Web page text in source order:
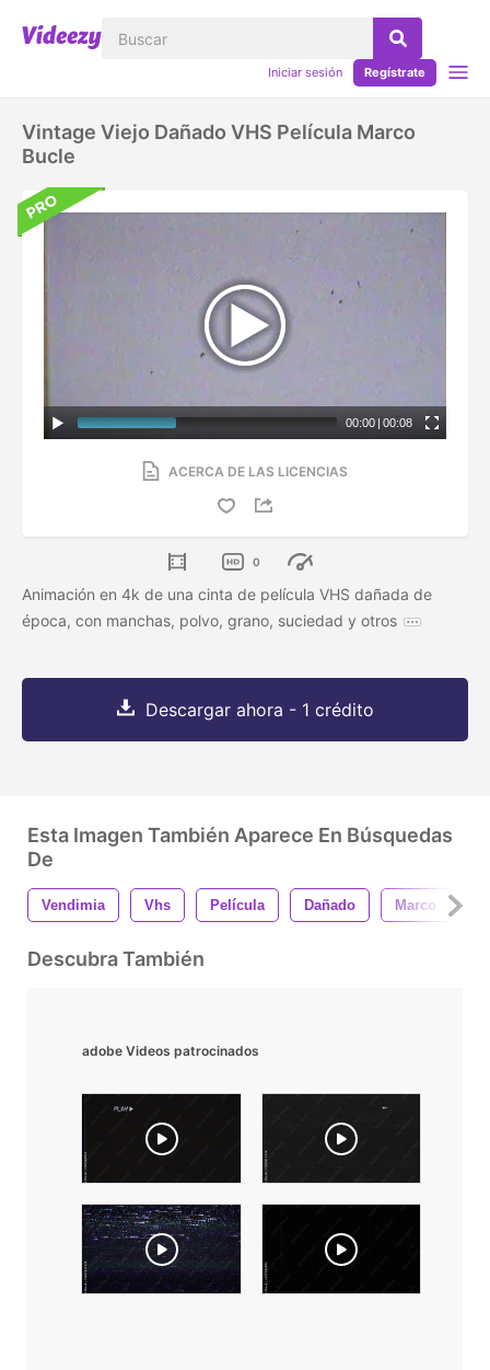
Iniciar sesión Regístrate
Vintage Viejo Dañado VHS Película Marco
Bucle
00:00 | 00:08
ACERCA DE LAS LICENCIAS
0
Animación en 4k de una cinta de película VHS dañada de
época, con manchas, polvo, grano, suciedad y otros
Descargar ahora - 1 crédito
Esta Imagen También Aparece En Búsquedas
De
Vendimia Vhs Película Dañado Marco
Descubra También
adobe Videos patrocinados